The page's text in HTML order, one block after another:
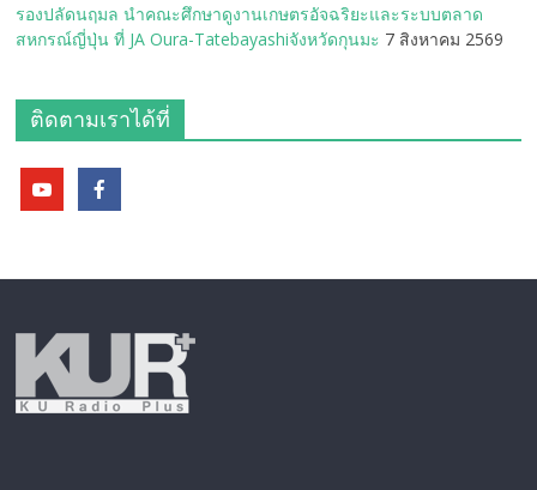
รองปลัดนฤมล นำคณะศึกษาดูงานเกษตรอัจฉริยะและระบบตลาด
สหกรณ์ญี่ปุ่น ที่ JA Oura-Tatebayashiจังหวัดกุนมะ 7 สิงหาคม 2569
ติดตามเราได้ที่